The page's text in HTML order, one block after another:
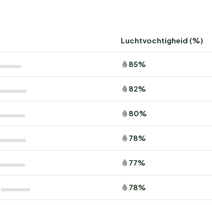
Luchtvochtigheid (%)
85%
82%
80%
78%
77%
78%